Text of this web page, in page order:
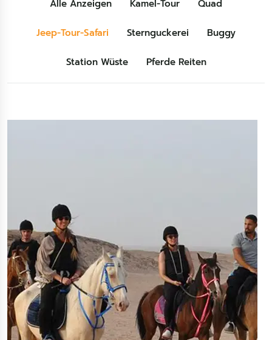
Alle Anzeigen Kamel-Tour Quad
Jeep-Tour-Safari Sternguckerei Buggy
Station Wüste Pferde Reiten